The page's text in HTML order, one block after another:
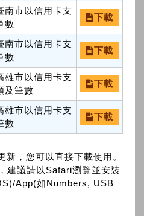
南市以信用卡支
數
下載
南市以信用卡支
數
下載
雄市以信用卡支
及筆數
下載
雄市以信用卡支
數
下載
，您可以直接下載使用。
建議請以Safari瀏覽並安裝
App(如Numbers, USB